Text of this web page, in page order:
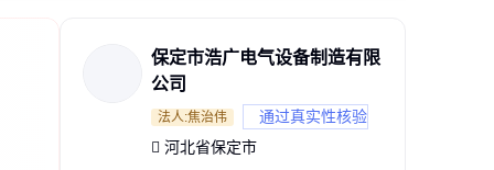
保定市浩广电气设备制造有限
公司
法人:焦治伟
通过真实性核验
河北省保定市